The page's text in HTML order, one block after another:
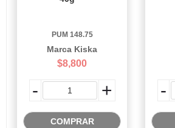
PUM 148.75
Marca Kiska
$8,800
- +
COMPRAR
-